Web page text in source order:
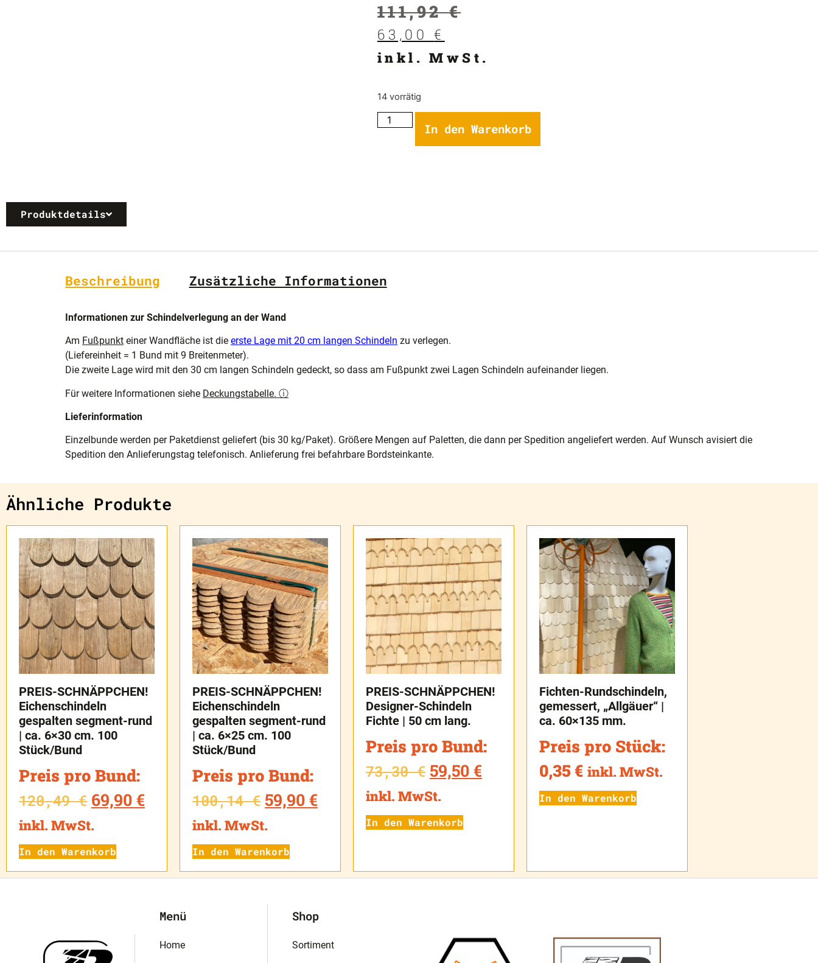
111,92€
63,00€
inkl. MwSt.
14 vorrätig
In den Warenkorb
Produktdetails
Beschreibung Zusätzliche Informationen
Informationen zur Schindelverlegung an der Wand
Am Fußpunkt einer Wandfläche ist die erste Lage mit 20 cm langen Schindeln zu verlegen.
(Liefereinheit = 1 Bund mit 9 Breitenmeter).
Die zweite Lage wird mit den 30 cm langen Schindeln gedeckt, so dass am Fußpunkt zwei Lagen Schindeln aufeinander liegen.
Für weitere Informationen siehe Deckungstabelle. ⓘ
Lieferinformation
Einzelbunde werden per Paketdienst geliefert (bis 30 kg/Paket). Größere Mengen auf Paletten, die dann per Spedition angeliefert werden. Auf Wunsch avisiert die
Spedition den Anlieferungstag telefonisch. Anlieferung frei befahrbare Bordsteinkante.
Ähnliche Produkte
PREIS-SCHNÄPPCHEN!
Eichenschindeln
gespalten segment-rund
| ca. 6×30 cm. 100
Stück/Bund
Preis pro Bund:
120,49€ 69,90 €
inkl. MwSt.
In den Warenkorb
PREIS-SCHNÄPPCHEN!
Eichenschindeln
gespalten segment-rund
| ca. 6×25 cm. 100
Stück/Bund
Preis pro Bund:
100,14€ 59,90 €
inkl. MwSt.
In den Warenkorb
PREIS-SCHNÄPPCHEN!
Designer-Schindeln
Fichte | 50 cm lang.
Preis pro Bund:
73,30€ 59,50 €
inkl. MwSt.
In den Warenkorb
Fichten-Rundschindeln,
gemessert, „Allgäuer“ |
ca. 60×135 mm.
Preis pro Stück:
0,35€ inkl. MwSt.
In den Warenkorb
Menü
Home
Shop
Sortiment